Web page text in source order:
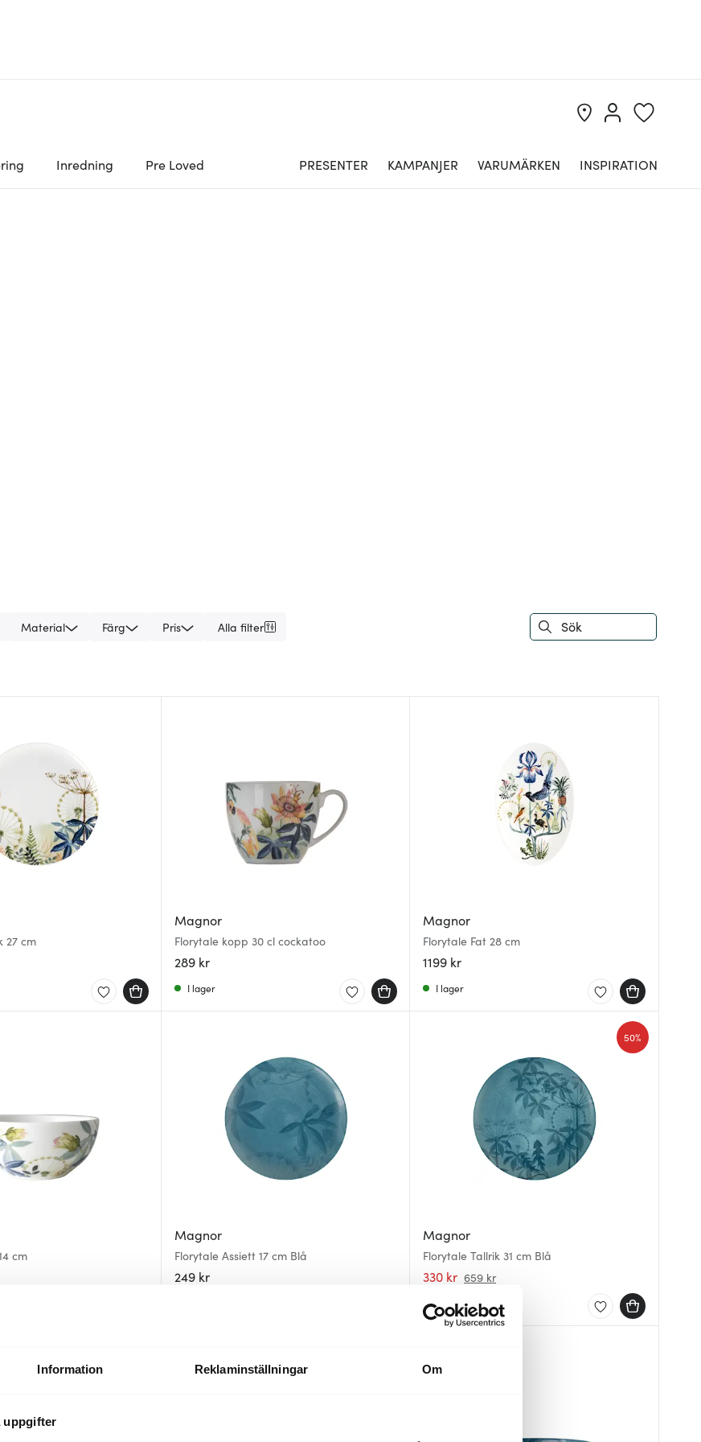
Information Reklaminställningar Om
uppgifter
Inredning Pre Loved PRESENTER KAMPANJER VARUMÄRKEN INSPIRATION
Material Färg Pris Alla filter
27 cm
Magnor
Florytale kopp 30 cl cockatoo
289 kr
I lager
Magnor
Florytale Fat 28 cm
1199 kr
I lager
cm
Magnor
Florytale Assiett 17 cm Blå
249 kr
Magnor
Florytale Tallrik 31 cm Blå
330 kr 659 kr
50%
I lager